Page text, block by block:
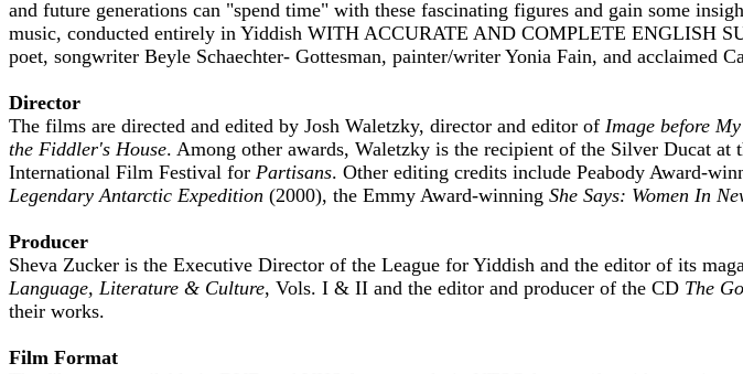
and future generations can "spend time" with these fascinating figures and gain some
music, conducted entirely in Yiddish WITH ACCURATE AND COMPLETE ENGLISH
poet, songwriter Beyle Schaechter- Gottesman, painter/writer Yonia Fain, and acclaimed
Director
The films are directed and edited by Josh Waletzky, director and editor of Image before
the Fiddler's House. Among other awards, Waletzky is the recipient of the Silver Ducat
International Film Festival for Partisans. Other editing credits include Peabody Award-
Legendary Antarctic Expedition (2000), the Emmy Award-winning She Says: Women In
Producer
Sheva Zucker is the Executive Director of the League for Yiddish and the editor of its
Language, Literature & Culture, Vols. I & II and the editor and producer of the CD The
their works.
Film Format